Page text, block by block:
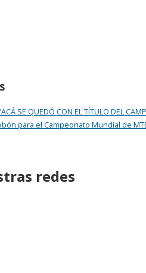
SE QUEDÓ CON EL TÍTULO DEL
para el Campeonato Mundial de
redes